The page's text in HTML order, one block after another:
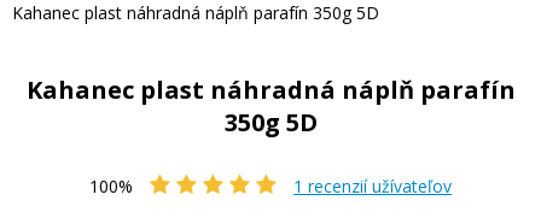
Kahanec plast náhradná náplň parafín 350g 5D
Kahanec plast náhradná náplň parafín
350g 5D
100% 1 recenzií užívateľov